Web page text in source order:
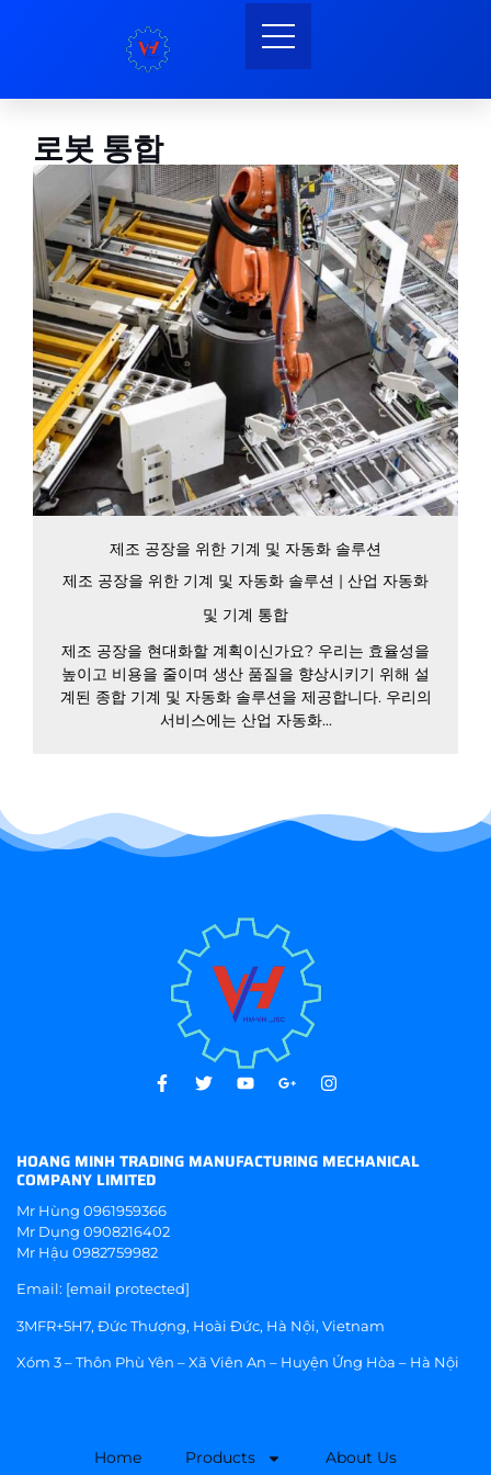
로봇 통합
제조 공장을 위한 기계 및 자동화 솔루션
제조 공장을 위한 기계 및 자동화 솔루션 | 산업 자동화
및 기계 통합
제조 공장을 현대화할 계획이신가요? 우리는 효율성을
높이고 비용을 줄이며 생산 품질을 향상시키기 위해 설
계된 종합 기계 및 자동화 솔루션을 제공합니다. 우리의
서비스에는 산업 자동화...
HOANG MINH TRADING MANUFACTURING MECHANICAL
COMPANY LIMITED
Mr Hùng 0961959366
Mr Dụng 0908216402
Mr Hậu 0982759982
Email: [email protected]
3MFR+5H7, Đức Thượng, Hoài Đức, Hà Nội, Vietnam
Xóm 3 – Thôn Phù Yên – Xã Viên An – Huyện Ứng Hòa – Hà Nội
Home Products About Us